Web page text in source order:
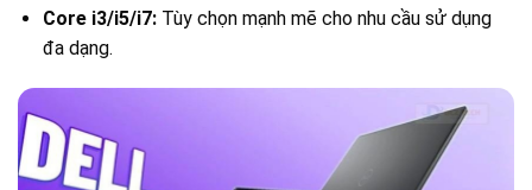
Core i3/i5/i7:Tùy chọn mạnh mẽ cho nhu cầu sử dụng
đa dạng.